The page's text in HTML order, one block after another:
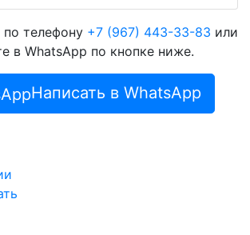
телефону +7 (967) 443-33-83 или
в WhatsApp по кнопке ниже.
Написать в WhatsApp